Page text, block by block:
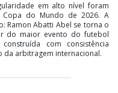
em alto nível foram
Copa do Mundo de 2026. A
Ramon Abatti Abel se torna o
do maior evento do futebol
com consistência
da arbitragem internacional.